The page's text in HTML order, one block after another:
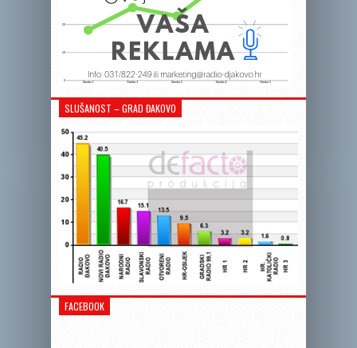
SLUŠANOST – GRAD ĐAKOVO
FACEBOOK